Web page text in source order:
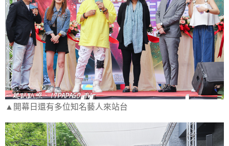
▲開幕日還有多位知名藝人來站台